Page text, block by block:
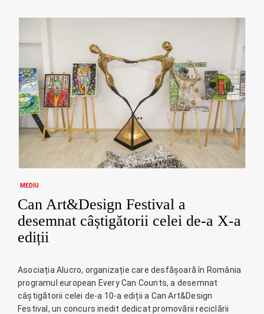
MEDIU
Can Art&Design Festival a
desemnat câștigătorii celei de-a X-a
ediții
Asociația Alucro, organizație care desfășoară în România
programul european Every Can Counts, a desemnat
câștigătorii celei de-a 10-a ediții a Can Art&Design
Festival, un concurs inedit dedicat promovării reciclării